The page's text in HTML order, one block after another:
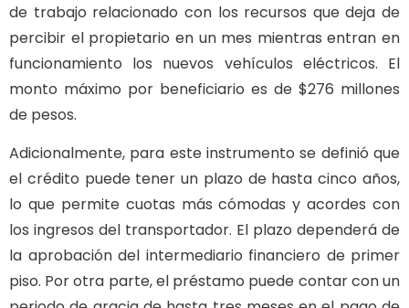
de trabajo relacionado con los recursos que deja de
percibir el propietario en un mes mientras entran en
funcionamiento los nuevos vehículos eléctricos. El
monto máximo por beneficiario es de $276 millones
de pesos.
Adicionalmente, para este instrumento se definió que
el crédito puede tener un plazo de hasta cinco años,
lo que permite cuotas más cómodas y acordes con
los ingresos del transportador. El plazo dependerá de
la aprobación del intermediario financiero de primer
piso. Por otra parte, el préstamo puede contar con un